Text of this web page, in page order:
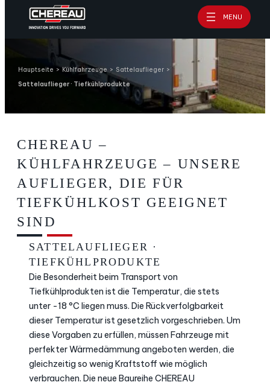
Inhalt
springen
MENU
Hauptseite > Kühlfahrzeuge > Sattelauflieger >
Sattelauflieger · Tiefkühlprodukte
CHEREAU –
KÜHLFAHRZEUGE – UNSERE
AUFLIEGER, DIE FÜR
TIEFKÜHLKOST GEEIGNET
SIND
SATTELAUFLIEGER ·
TIEFKÜHLPRODUKTE
Die Besonderheit beim Transport von
Tiefkühlprodukten ist die Temperatur, die stets
unter -18 °C liegen muss. Die Rückverfolgbarkeit
dieser Temperatur ist gesetzlich vorgeschrieben. Um
diese Vorgaben zu erfüllen, müssen Fahrzeuge mit
perfekter Wärmedämmung angeboten werden, die
gleichzeitig so wenig Kraftstoff wie möglich
verbrauchen. Die neue Baureihe CHEREAU